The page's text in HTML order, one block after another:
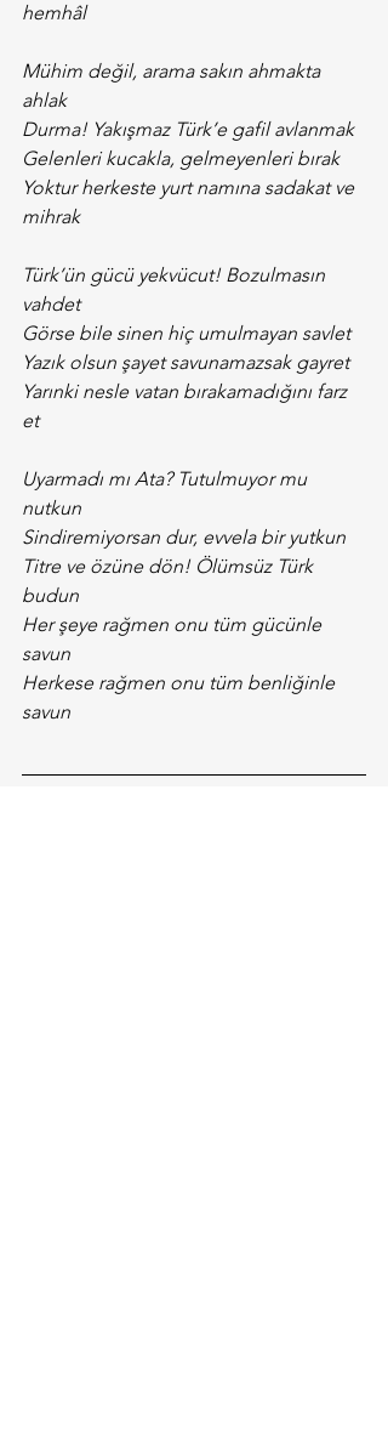
hemhâl
Mühim değil, arama sakın ahmakta
ahlak
Durma! Yakışmaz Türk’e gafil avlanmak
Gelenleri kucakla, gelmeyenleri bırak
Yoktur herkeste yurt namına sadakat ve
mihrak
Türk’ün gücü yekvücut! Bozulmasın
vahdet
Görse bile sinen hiç umulmayan savlet
Yazık olsun şayet savunamazsak gayret
Yarınki nesle vatan bırakamadığını farz
et
Uyarmadı mı Ata? Tutulmuyor mu
nutkun
Sindiremiyorsan dur, evvela bir yutkun
Titre ve özüne dön! Ölümsüz Türk
budun
Her şeye rağmen onu tüm gücünle
savun
Herkese rağmen onu tüm benliğinle
savun